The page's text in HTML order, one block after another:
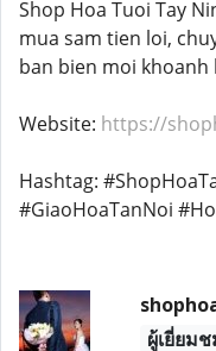
Shop Hoa Tuoi Tay
mua sam tien loi,
ban bien moi khoanh
Website: https://
Hashtag:
#GiaoHoaTanNoi
ผู้เยี่ยม